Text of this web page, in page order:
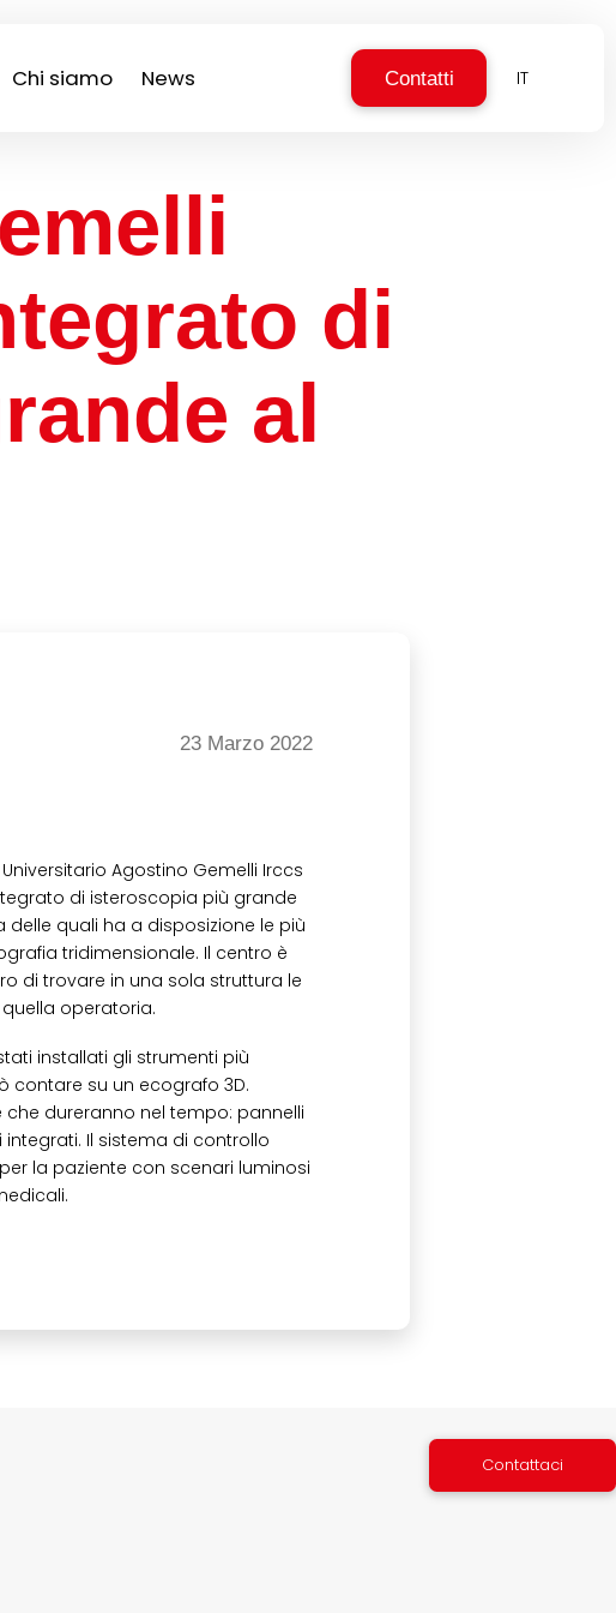
Chi siamo News Contatti IT
di
al
23 Marzo 2022
Agostino Gemelli Irccs
di isteroscopia più grande
quali ha a disposizione le più
tridimensionale. Il centro è
di trovare in una sola struttura le
operatoria.
installati gli strumenti più
contare su un ecografo 3D.
dureranno nel tempo: pannelli
integrati. Il sistema di controllo
la paziente con scenari luminosi
Contattaci